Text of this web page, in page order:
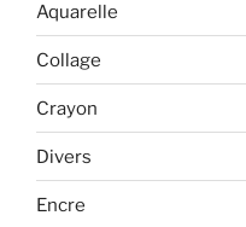
Aquarelle
Collage
Crayon
Divers
Encre